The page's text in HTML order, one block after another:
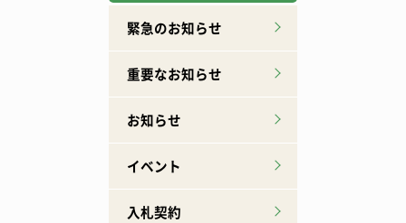
緊急のお知らせ
重要なお知らせ
お知らせ
イベント
入札契約